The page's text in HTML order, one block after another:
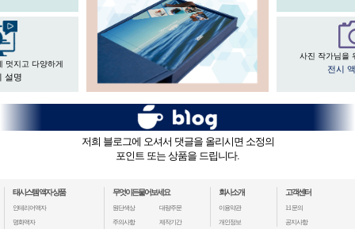
멋지고 다양하게
설명
사진 작가님을
전시
저희 블로그에 오셔서 댓글을 올리시면 소정의
포인트 또는 상품을 드립니다.
태시스템 액자 상품
인테리어액자
명화액자
무엇이든물어보세요
원단색상
주의사항
대량주문
제작기간
회사소개
이용약관
개인정보
고객센터
1:1 문의
공지사항